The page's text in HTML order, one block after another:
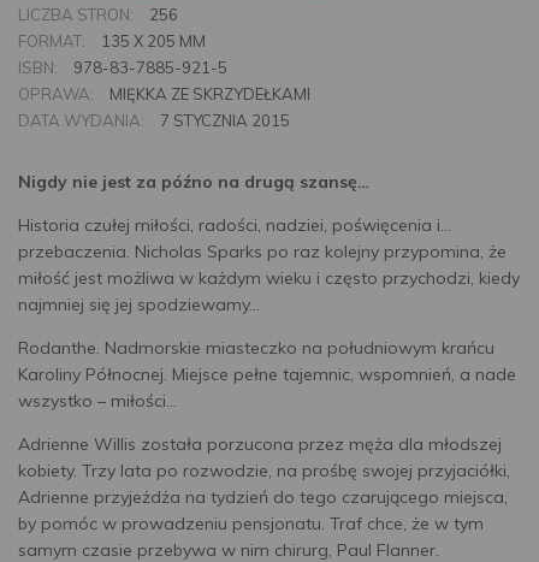
LICZBA STRON:
256
FORMAT:
135 X 205 MM
ISBN:
978-83-7885-921-5
OPRAWA:
MIĘKKA ZE SKRZYDEŁKAMI
DATA WYDANIA:
7 STYCZNIA 2015
Nigdy nie jest za późno na drugą szansę…
Historia czułej miłości, radości, nadziei, poświęcenia i…
przebaczenia. Nicholas Sparks po raz kolejny przypomina, że
miłość jest możliwa w każdym wieku i często przychodzi, kiedy
najmniej się jej spodziewamy…
Rodanthe. Nadmorskie miasteczko na południowym krańcu
Karoliny Północnej. Miejsce pełne tajemnic, wspomnień, a nade
wszystko – miłości...
Adrienne Willis została porzucona przez męża dla młodszej
kobiety. Trzy lata po rozwodzie, na prośbę swojej przyjaciółki,
Adrienne przyjeżdża na tydzień do tego czarującego miejsca,
by pomóc w prowadzeniu pensjonatu. Traf chce, że w tym
samym czasie przebywa w nim chirurg, Paul Flanner.